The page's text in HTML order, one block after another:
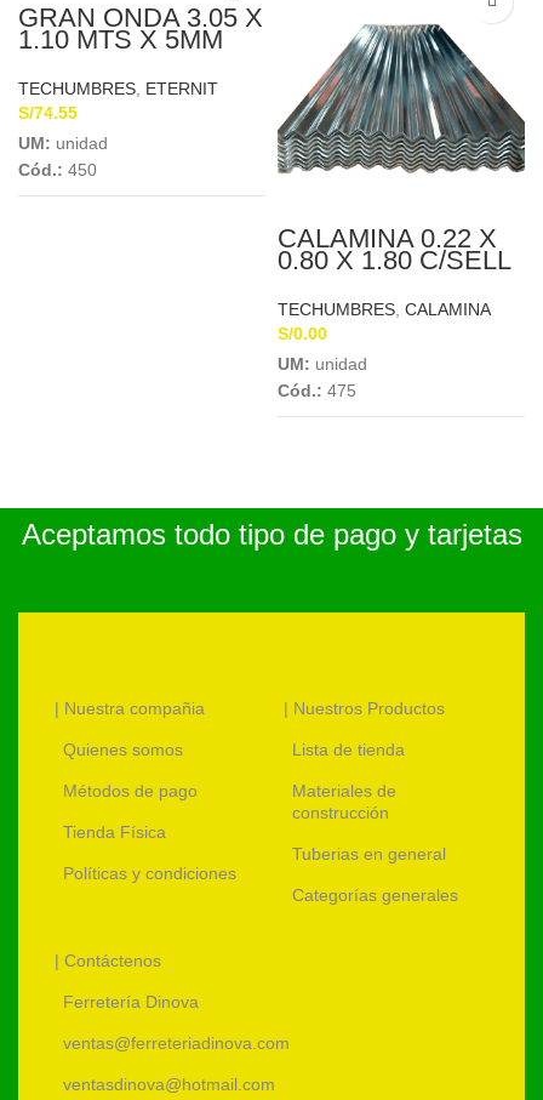
GRAN ONDA 3.05 X
1.10 MTS X 5MM
TECHUMBRES ETERNIT
S/74.55
UM: unidad
Cód.: 450
CALAMINA 0.22 X
0.80 X 1.80 C/SELL
TECHUMBRES CALAMINA
S/0.00
UM: unidad
Cód.: 475
Aceptamos todo tipo de pago y tarjetas
| Nuestra compañia
Quienes somos
Métodos de pago
Tienda Física
Políticas y condiciones
| Nuestros Productos
Lista de tienda
Materiales de
construcción
Tuberias en general
Categorías generales
| Contáctenos
Ferretería Dinova
ventas@ferreteriadinova.com
ventasdinova@hotmail.com